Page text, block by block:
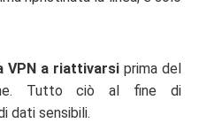
VPN a riattivarsi prima del
Tutto ciò al fine di
dati sensibili.